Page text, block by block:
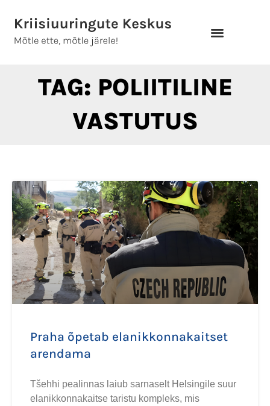
content
TAG: POLIITILINE
VASTUTUS
Praha õpetab elanikkonnakaitset
arendama
Tšehhi pealinnas laiub sarnaselt Helsingile suur
elanikkonnakaitse taristu kompleks, mis